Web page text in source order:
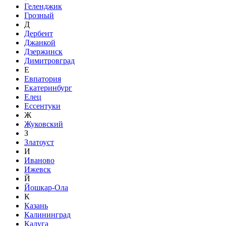
Геленджик
Грозный
Д
Дербент
Джанкой
Дзержинск
Димитровград
Е
Евпатория
Екатеринбург
Елец
Ессентуки
Ж
Жуковский
З
Златоуст
И
Иваново
Ижевск
Й
Йошкар-Ола
К
Казань
Калининград
Калуга